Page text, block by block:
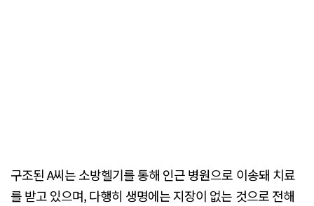
구조된 A씨는 소방헬기를 통해 인근 병원으로 이송돼 치료
를 받고 있으며, 다행히 생명에는 지장이 없는 것으로 전해